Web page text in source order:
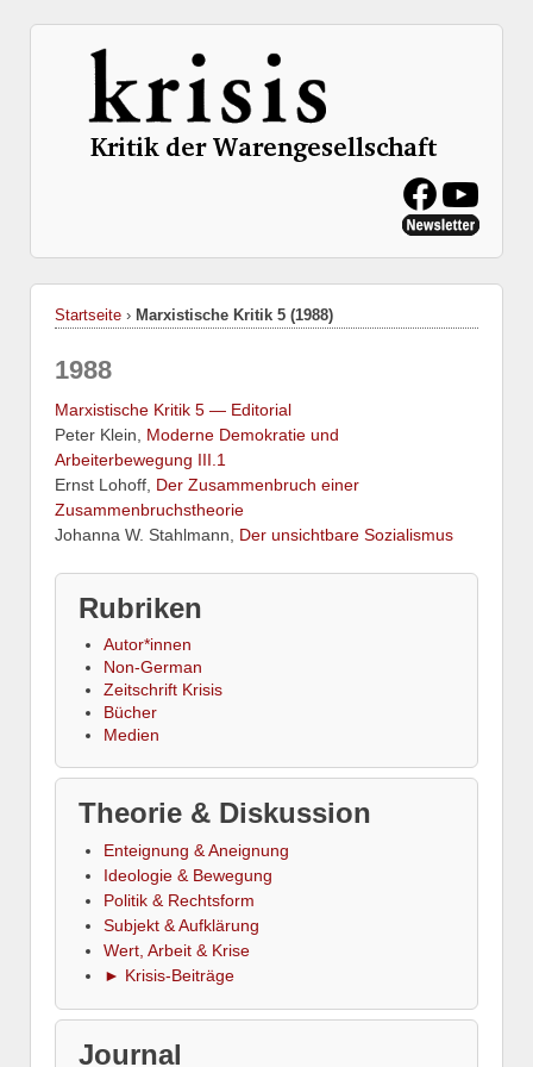
Startseite › Marxistische Kritik 5 (1988)
1988
Marxistische Kritik 5 — Editorial
Peter Klein, Moderne Demokratie und
Arbeiterbewegung III.1
Ernst Lohoff, Der Zusammenbruch einer
Zusammenbruchstheorie
Johanna W. Stahlmann, Der unsichtbare Sozialismus
Rubriken
Autor*innen
Non-German
Zeitschrift Krisis
Bücher
Medien
Theorie & Diskussion
Enteignung & Aneignung
Ideologie & Bewegung
Politik & Rechtsform
Subjekt & Aufklärung
Wert, Arbeit & Krise
► Krisis-Beiträge
Journal